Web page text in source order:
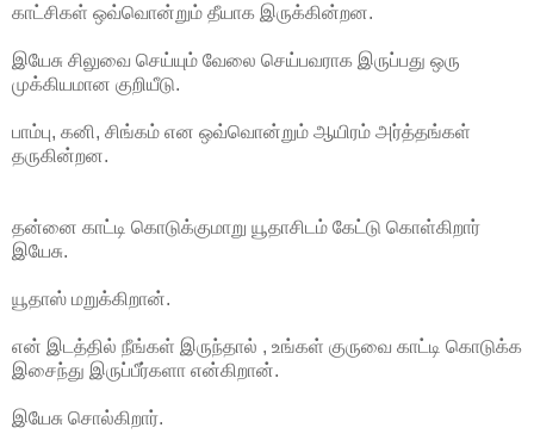
காட்சிகள் ஒவ்வொன்றும் தீயாக இருக்கின்றன.
இயேசு சிலுவை செய்யும் வேலை செய்பவராக இருப்பது ஒரு
முக்கியமான குறியீடு.
பாம்பு, கனி, சிங்கம் என ஒவ்வொன்றும் ஆயிரம் அர்த்தங்கள்
தருகின்றன.
தன்னை காட்டி கொடுக்குமாறு யூதாசிடம் கேட்டு கொள்கிறார்
இயேசு.
யூதாஸ் மறுக்கிறான்.
என் இடத்தில் நீங்கள் இருந்தால் , உங்கள் குருவை காட்டி கொடுக்க
இசைந்து இருப்பீர்களா என்கிறான்.
இயேசு சொல்கிறார்.